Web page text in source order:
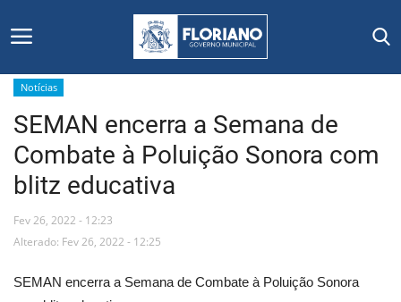
Início
Editais
Floriano
Notícias
SEMAN encerra a Semana de
Combate à Poluição Sonora com
blitz educativa
Fev 26, 2022 - 12:23
Alterado: Fev 26, 2022 - 12:25
SEMAN encerra a Semana de Combate à Poluição Sonora